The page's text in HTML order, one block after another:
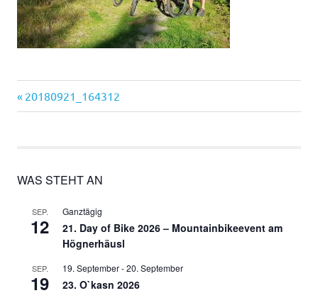
Beitragsnavigation
Vorheriger
Beitrag:
20180921_164312
WAS STEHT AN
SEP.
12
Ganztägig
21. Day of Bike 2026 – Mountainbikeevent am
Högnerhäusl
SEP.
19
19. September-20. September
23. O`kasn 2026